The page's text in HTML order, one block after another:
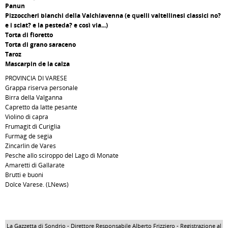
Panun
Pizzoccheri bianchi della Valchiavenna (e quelli valtellinesi classici no?
e i sciat? e la pesteda? e così via...)
Torta di fioretto
Torta di grano saraceno
Taroz
Mascarpin de la calza
PROVINCIA DI VARESE
Grappa riserva personale
Birra della Valganna
Capretto da latte pesante
Violino di capra
Frumagit di Curiglia
Furmag de segia
Zincarlin de Vares
Pesche allo sciroppo del Lago di Monate
Amaretti di Gallarate
Brutti e buoni
Dolce Varese. (LNews)
La Gazzetta di Sondrio - Direttore Responsabile Alberto Frizziero - Registrazione al